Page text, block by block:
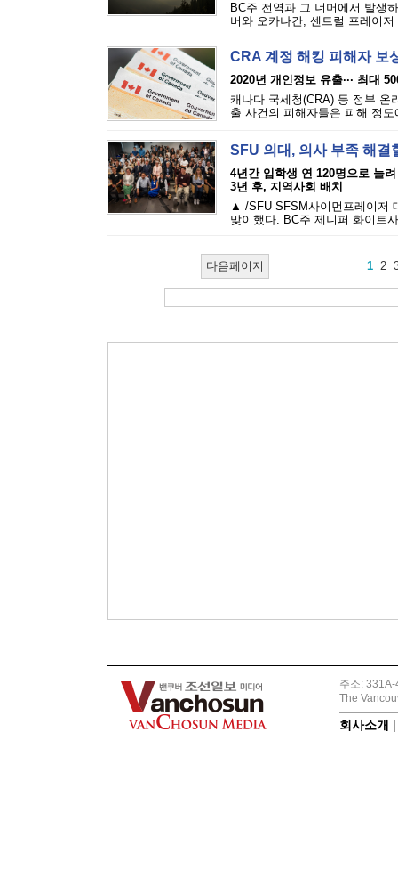
BC주 전역과 그 너머에서 발생
버와 오카나간, 센트럴 프레이
CRA 계정 해킹 피해자 보
2020년 개인정보 유출··· 최대
캐나다 국세청(CRA) 등 정부 온
출 사건의 피해자들은 피해 정
SFU 의대, 의사 부족 해
4년간 입학생 연 120명으로 늘려
3년 후, 지역사회 배치
▲ /SFU SFSM사이먼프레이저
맞이했다. BC주 제니퍼 화이트
다음페이지 1 2
주소:
The
회사소개